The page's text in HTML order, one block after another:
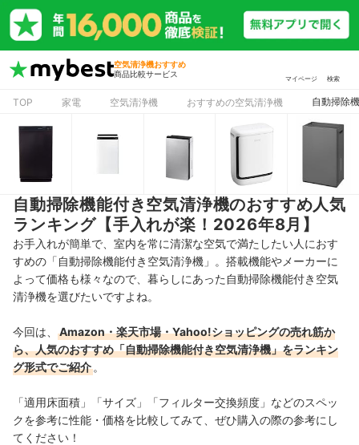
空気清浄機おすすめ
商品比較サービス
マイページ 検索
TOP 家電 空気清浄機 おすすめの空気清浄機 自動掃除
自動掃除機能付き空気清浄機のおすすめ人気
ランキング【手入れが楽！2026年8月】
お手入れが簡単で、室内を常に清潔な空気で満たしたい人におす
すめの「自動掃除機能付き空気清浄機」。搭載機能やメーカーに
よって価格も様々なので、暮らしにあった自動掃除機能付き空気
清浄機を選びたいですよね。
今回は、
Amazon・楽天市場・Yahoo!ショッピングの売れ筋か
ら、人気のおすすめ「自動掃除機能付き空気清浄機」をランキン
グ形式でご紹介 。
「適用床面積」「サイズ」「フィルター交換頻度」などのスペッ
クを参考に性能・価格を比較してみて、ぜひ購入の際の参考にし
てください！